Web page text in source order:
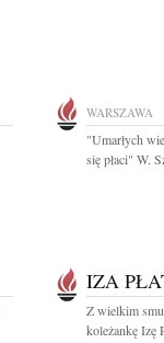
WARSZAWA
"Umarłych
się płaci" W.
IZA
Z wielkim
koleżankę Izę